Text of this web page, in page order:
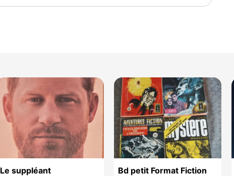
Le suppléant Bd petit Format Fiction